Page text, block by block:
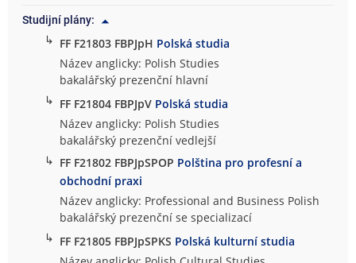
Studijní plány:
↳ FF F21803 FBPJpH Polská studia
Název anglicky: Polish Studies
bakalářský prezenční hlavní
↳ FF F21804 FBPJpV Polská studia
Název anglicky: Polish Studies
bakalářský prezenční vedlejší
↳ FF F21802 FBPJpSPOP Polština pro profesní a
obchodní praxi
Název anglicky: Professional and Business Polish
bakalářský prezenční se specializací
↳ FF F21805 FBPJpSPKS Polská kulturní studia